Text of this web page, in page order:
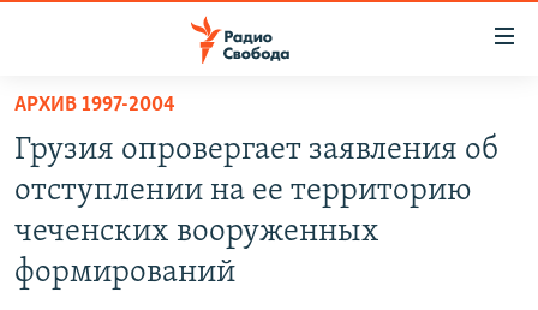
упрощенного
доступа
основному
содержанию
Вернутся
ПОДКАСТЫ
АВТОРСКИЕ ПРОЕКТЫ
ЦИТАТЫ СВОБОДЫ
АРХИВ 1997-2004
Грузия опровергает заявления об
отступлении на ее территорию
чеченских вооруженных
формирований